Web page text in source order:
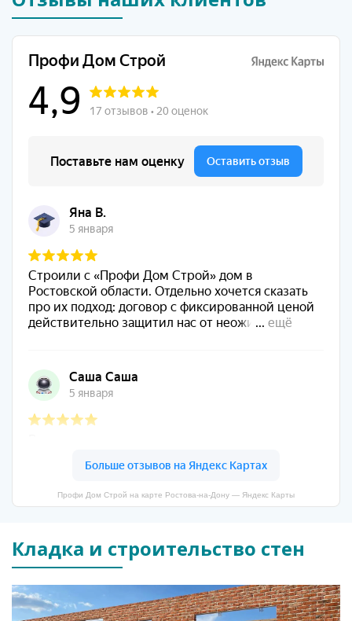
Профи Дом Строй на карте Ростова‑на‑Дону — Яндекс Карты
Кладка и строительство стен